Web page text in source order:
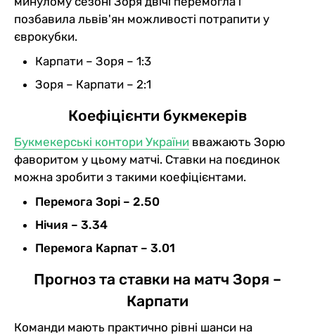
позбавила львів'ян можливості потрапити у
єврокубки.
Карпати – Зоря – 1:3
Зоря – Карпати – 2:1
Коефіцієнти букмекерів
Букмекерські контори України вважають Зорю
фаворитом у цьому матчі. Ставки на поєдинок
можна зробити з такими коефіцієнтами.
Перемога Зорі – 2.50
Нічия – 3.34
Перемога Карпат – 3.01
Прогноз та ставки на матч Зоря –
Карпати
Команди мають практично рівні шанси на